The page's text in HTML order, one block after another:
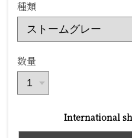
種類
数量
International